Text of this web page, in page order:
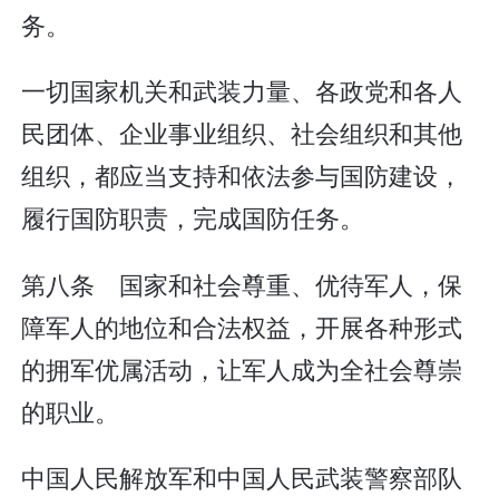
务。
一切国家机关和武装力量、各政党和各人
民团体、企业事业组织、社会组织和其他
组织，都应当支持和依法参与国防建设，
履行国防职责，完成国防任务。
第八条 国家和社会尊重、优待军人，保
障军人的地位和合法权益，开展各种形式
的拥军优属活动，让军人成为全社会尊崇
的职业。
中国人民解放军和中国人民武装警察部队